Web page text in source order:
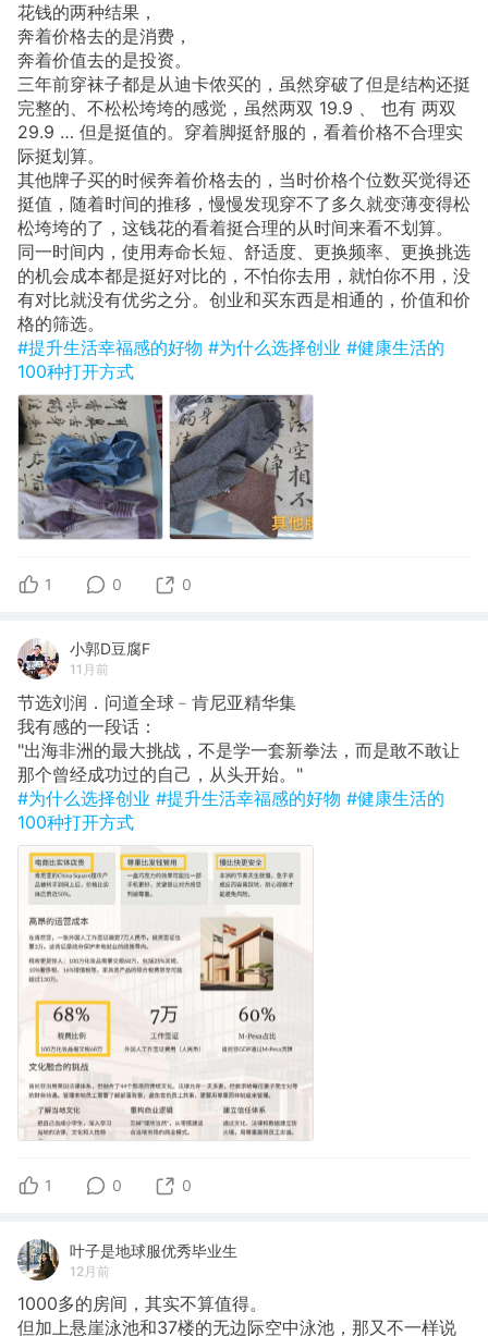
花钱的两种结果，
奔着价格去的是消费，
奔着价值去的是投资。
​三年前穿袜子都是从迪卡侬买的，虽然穿破了但是结构还挺
完整的、不松松垮垮的感觉，虽然两双 19.9 、 也有 两双
29.9 … 但是挺值的。穿着脚挺舒服的，看着价格不合理实
际挺划算。
其他牌子买的时候奔着价格去的，当时价格个位数买觉得还
挺值，随着时间的推移，慢慢发现穿不了多久就变薄变得松
松垮垮的了，这钱花的看着挺合理的从时间来看不划算。
同一时间内，使用寿命长短、舒适度、更换频率、更换挑选
的机会成本都是挺好对比的，不怕你去用，就怕你不用，没
有对比就没有优劣之分。创业和买东西是相通的，价值和价
格的筛选。
#提升生活幸福感的好物 #为什么选择创业 #健康生活的
100种打开方式
1 0 0
小郭D豆腐F
11月前
节选刘润．问道全球﹣肯尼亚精华集
​我有感的一段话：
"出海非洲的最大挑战，不是学一套新拳法，而是敢不敢让
那个曾经成功过的自己，从头开始。"
#为什么选择创业 #提升生活幸福感的好物 #健康生活的
100种打开方式
1 0 0
叶子是地球服优秀毕业生
12月前
1000多的房间，其实不算值得。
但加上悬崖泳池和37楼的无边际空中泳池，那又不一样说